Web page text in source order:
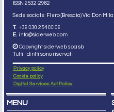
ISSN 2532-2982
Sede sociale: Flero (Brescia) Via Don
T. +39 030 254 00 06
E. info@siderweb.com
Copyright siderweb spa sb
Tutti i diritti sono riservati
Privacy policy
Cookie policy
Digital Services Act Policy
MENU